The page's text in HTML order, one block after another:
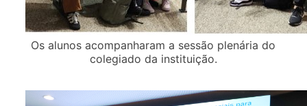
Os alunos acompanharam a sessão plenária do
colegiado da instituição.